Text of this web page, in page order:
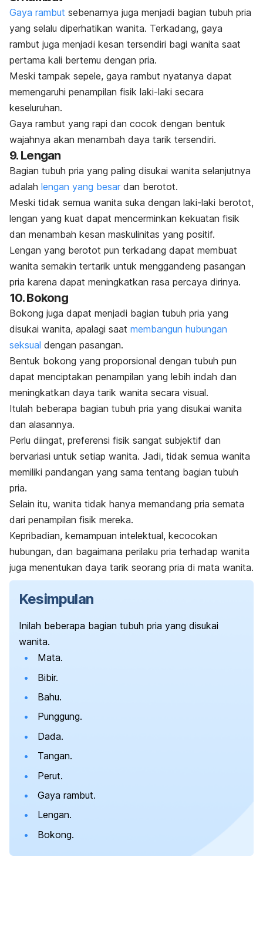
Gaya rambut sebenarnya juga menjadi bagian tubuh pria
yang selalu diperhatikan wanita. Terkadang, gaya
rambut juga menjadi kesan tersendiri bagi wanita saat
pertama kali bertemu dengan pria.
Meski tampak sepele, gaya rambut nyatanya dapat
memengaruhi penampilan fisik laki-laki secara
keseluruhan.
Gaya rambut yang rapi dan cocok dengan bentuk
wajahnya akan menambah daya tarik tersendiri.
9. Lengan
Bagian tubuh pria yang paling disukai wanita selanjutnya
adalah lengan yang besar dan berotot.
Meski tidak semua wanita suka dengan laki-laki berotot,
lengan yang kuat dapat mencerminkan kekuatan fisik
dan menambah kesan maskulinitas yang positif.
Lengan yang berotot pun terkadang dapat membuat
wanita semakin tertarik untuk menggandeng pasangan
pria karena dapat meningkatkan rasa percaya dirinya.
10. Bokong
Bokong juga dapat menjadi bagian tubuh pria yang
disukai wanita, apalagi saat membangun hubungan
seksual dengan pasangan.
Bentuk bokong yang proporsional dengan tubuh pun
dapat menciptakan penampilan yang lebih indah dan
meningkatkan daya tarik wanita secara visual.
Itulah beberapa bagian tubuh pria yang disukai wanita
dan alasannya.
Perlu diingat, preferensi fisik sangat subjektif dan
bervariasi untuk setiap wanita. Jadi, tidak semua wanita
memiliki pandangan yang sama tentang bagian tubuh
pria.
Selain itu, wanita tidak hanya memandang pria semata
dari penampilan fisik mereka.
Kepribadian, kemampuan intelektual, kecocokan
hubungan, dan bagaimana perilaku pria terhadap wanita
juga menentukan daya tarik seorang pria di mata wanita.
Kesimpulan
Inilah beberapa bagian tubuh pria yang disukai
wanita.
Mata.
Bibir.
Bahu.
Punggung.
Dada.
Tangan.
Perut.
Gaya rambut.
Lengan.
Bokong.